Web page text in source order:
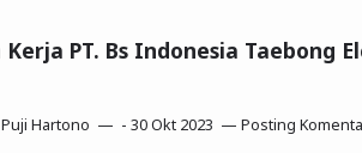
PT. Bs Indonesia Taebong
Puji Hartono - 30 Okt 2023 Posting